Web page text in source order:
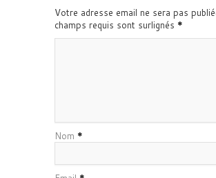
Votre adresse email ne sera pas
champs requis sont surlignés *
Nom *